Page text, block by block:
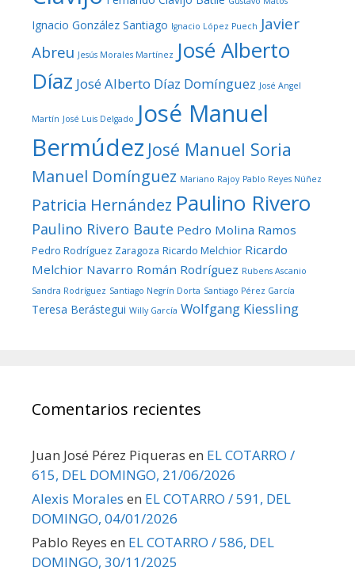
Ignacio González Santiago Ignacio López Puech Javier
Abreu Jesús Morales Martínez José Alberto
Díaz José Alberto Díaz Domínguez José Angel
Martín José Luis Delgado José Manuel
Bermúdez José Manuel Soria
Manuel Domínguez Mariano Rajoy Pablo Reyes Núñez
Patricia Hernández Paulino Rivero
Paulino Rivero Baute Pedro Molina Ramos
Pedro Rodríguez Zaragoza Ricardo Melchior Ricardo
Melchior Navarro Román Rodríguez Rubens Ascanio
Sandra Rodríguez Santiago Negrín Dorta Santiago Pérez García
Teresa Berástegui Willy García Wolfgang Kiessling
Comentarios recientes
Juan José Pérez Piqueras en EL COTARRO /
615, DEL DOMINGO, 21/06/2026
Alexis Morales en EL COTARRO / 591, DEL
DOMINGO, 04/01/2026
Pablo Reyes en EL COTARRO / 586, DEL
DOMINGO, 30/11/2025